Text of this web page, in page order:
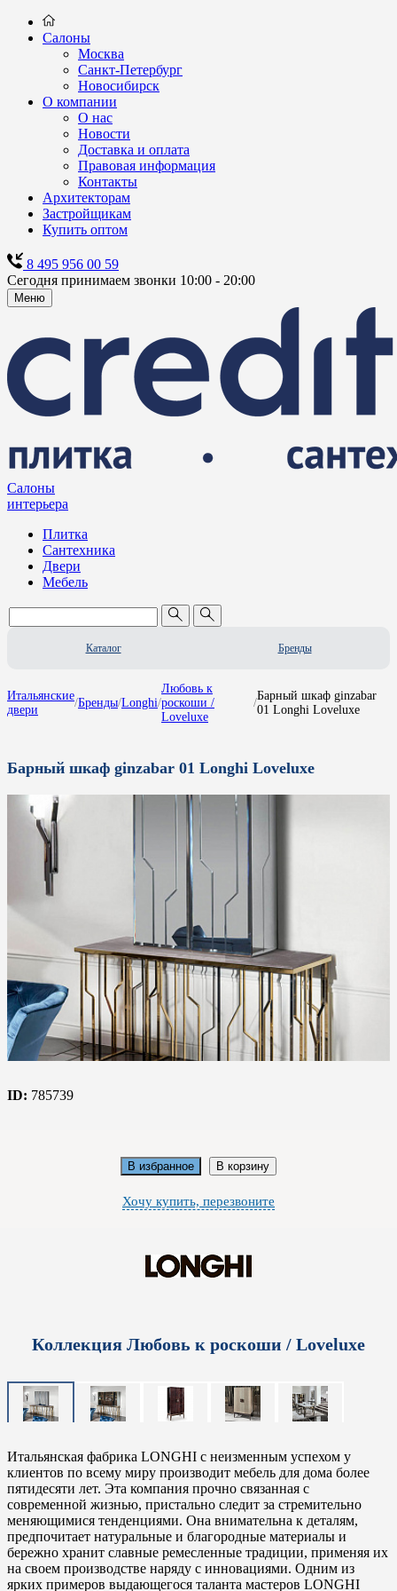
Салоны
Москва
Санкт-Петербург
Новосибирск
О компании
О нас
Новости
Доставка и оплата
Правовая информация
Контакты
Архитекторам
Застройщикам
Купить оптом
8 495 956 00 59
Сегодня принимаем звонки 10:00 - 20:00
Меню
Салоны
интерьера
Плитка
Сантехника
Двери
Мебель
Каталог Бренды
Итальянские
двери
/Бренды/Longhi/
Любовь к
роскоши /
Loveluxe
/
Барный шкаф ginzabar
01 Longhi Loveluxe
Барный шкаф ginzabar 01 Longhi Loveluxe
ID: 785739
В избранное В корзину
Хочу купить, перезвоните
Коллекция Любовь к роскоши / Loveluxe
Итальянская фабрика LONGHI с неизменным успехом у
клиентов по всему миру производит мебель для дома более
пятидесяти лет. Эта компания прочно связанная с
современной жизнью, пристально следит за стремительно
меняющимися тенденциями. Она внимательна к деталям,
предпочитает натуральные и благородные материалы и
бережно хранит славные ремесленные традиции, применяя их
на своем производстве наряду с инновациями. Одним из
ярких примеров выдающегося таланта мастеров LONGHI